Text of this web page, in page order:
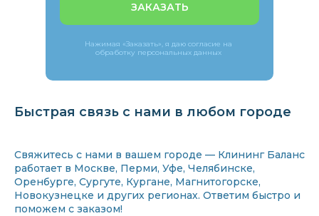
ЗАКАЗАТЬ
Нажимая «Заказать», я даю согласие на
обработку персональных данных
Быстрая связь с нами в любом городе
Свяжитесь с нами в вашем городе — Клининг Баланс
работает в Москве, Перми, Уфе, Челябинске,
Оренбурге, Сургуте, Кургане, Магнитогорске,
Новокузнецке и других регионах. Ответим быстро и
поможем с заказом!